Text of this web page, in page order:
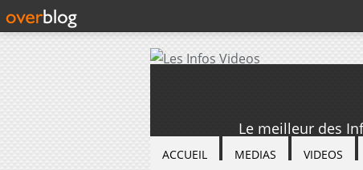
Le meilleur des
ACCUEIL MEDIAS VIDEOS